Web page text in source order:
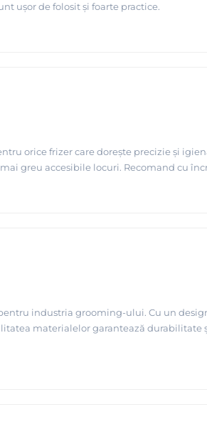
ușor de folosit și foarte practice.
orice frizer care dorește precizie și
greu accesibile locuri. Recomand cu
industria grooming-ului. Cu un
materialelor garantează